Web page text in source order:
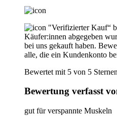
"Verifizierter Kauf“
Käufer:innen abgegeben
bei uns gekauft haben.
alle, die ein Kundenkonto
Bewertet mit 5 von 5
Bewertung verfasst
gut für verspannte Muskeln